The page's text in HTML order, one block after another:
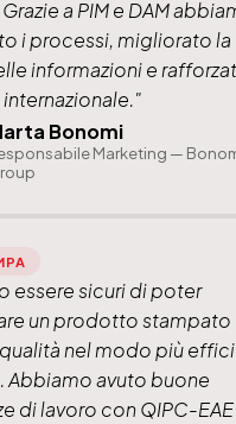
a PIM e DAM
i processi, migliorato la
informazioni e
Bonomi
Marketing —
essere sicuri di poter
un prodotto stampato
nel modo più
Abbiamo avuto buone
di lavoro con QIPC-EAE